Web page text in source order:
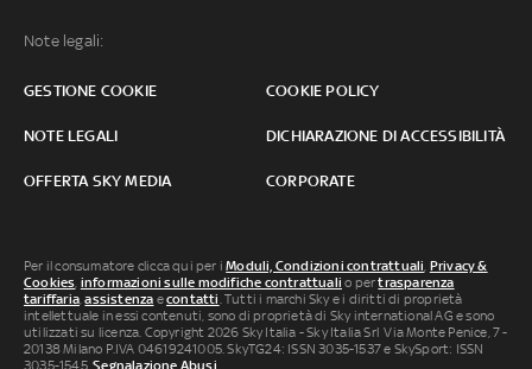
Note legali:
GESTIONE COOKIE COOKIE POLICY
NOTE LEGALI DICHIARAZIONE DI ACCESSIBILITÀ
OFFERTA SKY MEDIA CORPORATE
Per il consumatore clicca qui per iModuli, Condizioni contrattuali, Privacy &
Cookies, informazioni sulle modifiche contrattuali o pertrasparenza
tariffaria,assistenza econtatti. Tutti i marchi Sky e i diritti di proprietà
intellettuale in essi contenuti, sono di proprietà di Sky international AG e sono
utilizzati su licenza. Copyright 2026 Sky Italia - Sky Italia Srl Via Monte Penice, 7 -
20138 Milano P.IVA 04619241005. SkyTG24: ISSN 3035-1537 e SkySport: ISSN
3035-1545.Segnalazione Abusi